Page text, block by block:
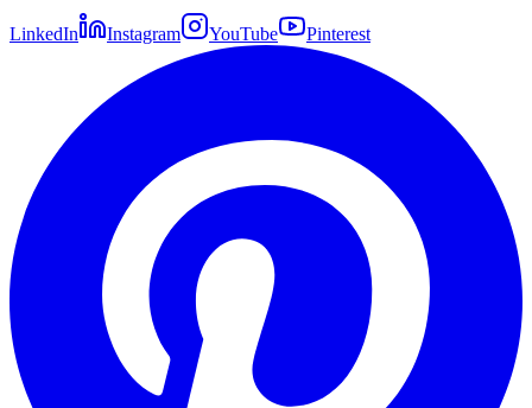
LinkedIn Instagram YouTube Pinterest